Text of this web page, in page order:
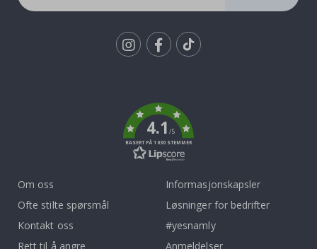
4.1/5
BASERT PÅ 1030 STEMMER
Om oss
Ofte stilte spørsmål
Kontakt oss
Rett til å angre
Informasjonskapsler
Løsninger for bedrifter
#yesnamly
Anmeldelser